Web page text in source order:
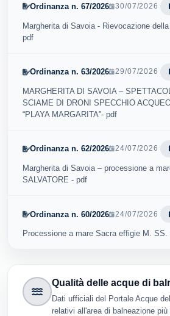
Ordinanza n. 67/2026 30/07/2026
Margherita di Savoia - Rievocazione
pdf
Ordinanza n. 63/2026 29/07/2026
MARGHERITA DI SAVOIA –
SCIAME DI DRONI SPECCHIO
“PLAYA MARGARITA”- pdf
Ordinanza n. 62/2026 24/07/2026
Margherita di Savoia – processione a
SALVATORE - pdf
Ordinanza n. 60/2026 24/07/2026
Processione a mare Sacra effigie M.
Qualità delle acque di
Dati ufficiali del Portale Acque
relativi all'area di balneazione